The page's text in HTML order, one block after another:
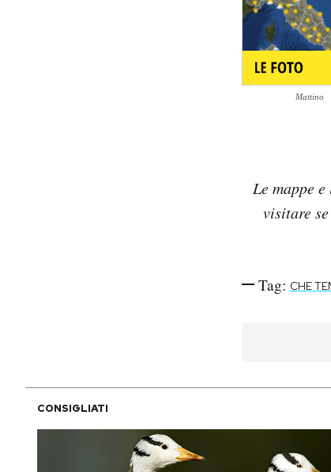
Mattino
Le mappe
visitare
Tag: CHE
CONSIGLIATI